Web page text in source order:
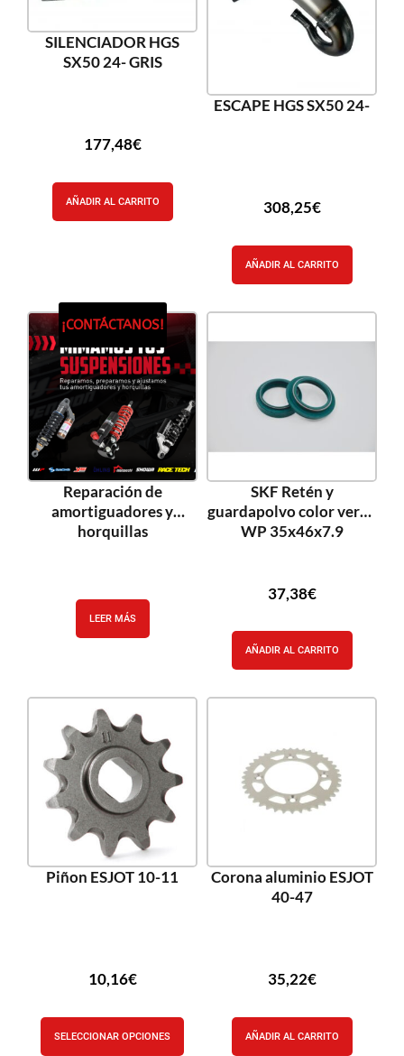
SILENCIADOR HGS
SX50 24- GRIS
177,48€
AÑADIR AL CARRITO
ESCAPE HGS SX50 24-
308,25€
AÑADIR AL CARRITO
¡CONTÁCTANOS!
Reparación de
amortiguadores y
horquillas
LEER MÁS
SKF Retén y
guardapolvo color verde
WP 35x46x7.9
37,38€
AÑADIR AL CARRITO
Piñon ESJOT 10-11
10,16€
SELECCIONAR OPCIONES
Corona aluminio ESJOT
40-47
35,22€
AÑADIR AL CARRITO